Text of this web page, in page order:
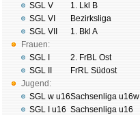
SGL V
SGL VI
SGL VII
Frauen:
SGL I
SGL II
Jugend:
SGL w u16
SGL I u16
1. Lkl B
Bezirksliga
1. Bkl A
2. FrBL Ost
FrRL Südost
Sachsenliga u16w
Sachsenliga u16